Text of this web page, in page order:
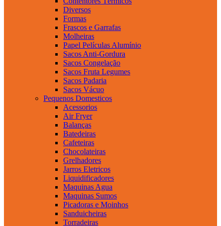
Diversos
Formas
Frascos e Garrafas
Molheiras
Papel Películas Alumínio
Sacos Anti-Gordura
Sacos Congelação
Sacos Fruta Legumes
Sacos Padaria
Sacos Vácuo
Pequenos Domesticos
Acessorios
Air Fryer
Balanças
Batedeiras
Cafeteiras
Chocolateiras
Grelhadores
Jarros Eletricos
Liquidificadores
Maquinas Agua
Maquinas Sumos
Picadoras e Moinhos
Sanduicheiras
Torradeiras